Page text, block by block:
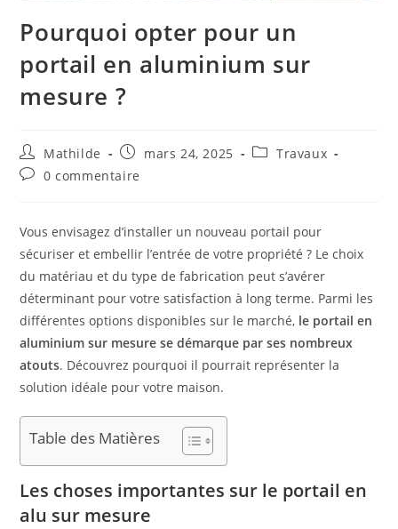
Pourquoi opter pour un
portail en aluminium sur
mesure ?
Mathilde mars 24, 2025
Travaux
0 commentaire
Vous envisagez d’installer un nouveau portail pour
sécuriser et embellir l’entrée de votre propriété ? Le choix
du matériau et du type de fabrication peut s’avérer
déterminant pour votre satisfaction à long terme. Parmi les
différentes options disponibles sur le marché, le portail en
aluminium sur mesure se démarque par ses nombreux
atouts. Découvrez pourquoi il pourrait représenter la
solution idéale pour votre maison.
Table des Matières
Les choses importantes sur le portail en
alu sur mesure